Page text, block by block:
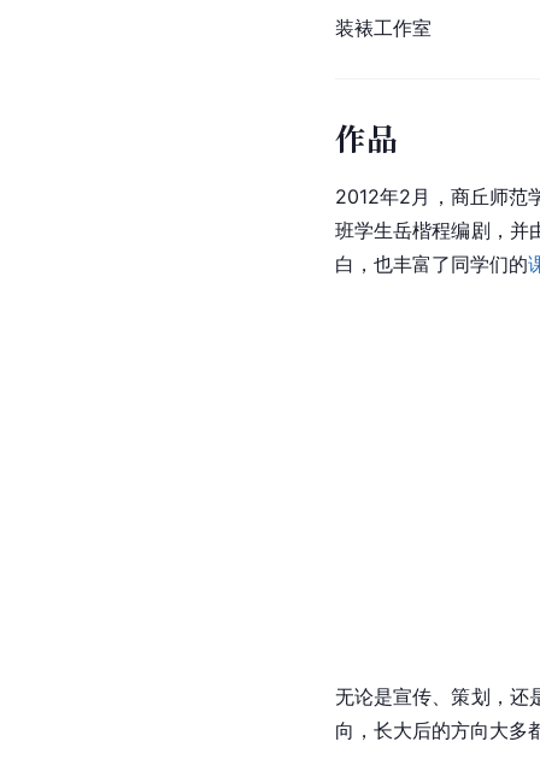
装裱工作室
作品
2012年2月，商丘师范
班学生岳楷程编剧，并
白，也丰富了同学们的
无论是宣传、策划，还
向，长大后的方向大多